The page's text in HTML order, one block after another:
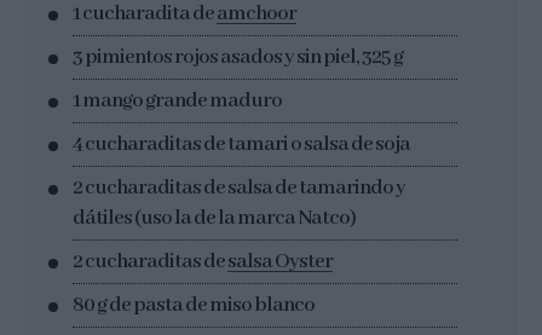
1 cucharadita deamchoor
3 pimientos rojos asados y sin piel, 325 g
1 mango grande maduro
4 cucharaditas de tamari o salsa de soja
2 cucharaditas de salsa de tamarindo y
dátiles (uso la de la marca Natco)
2 cucharaditas desalsa Oyster
80 g de pasta de miso blanco